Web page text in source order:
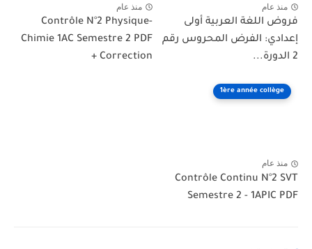
منذ عام
فروض اللغة العربية أولى
إعدادي: الفرض المحروس رقم
2 الدورة...
منذ عام
Contrôle N°2 Physique-
Chimie 1AC Semestre 2 PDF
+ Correction
1ère année collège
منذ عام
Contrôle Continu N°2 SVT
Semestre 2 - 1APIC PDF